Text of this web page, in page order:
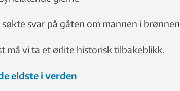
svar på gåten om mannen i brønnen.
må vi ta et ørlite historisk tilbakeblikk.
eldste i verden